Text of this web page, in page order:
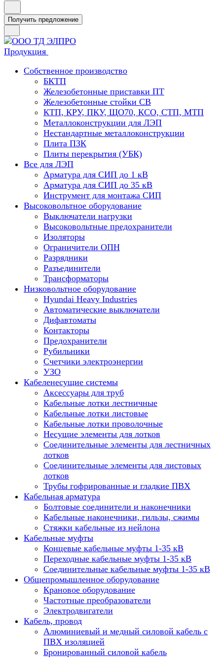
Получить предложение
Продукция
Собственное производство
БКТП
Железобетонные приставки ПТ
Железобетонные стойки СВ
КТП, КРУ, ПКУ, ЩО70, КСО, СТП, МТП
Металлоконструкции для ЛЭП
Нестандартные металлоконструкции
Плита ПЗК
Плиты перекрытия (УБК)
Все для ЛЭП
Арматура для СИП до 1 кВ
Арматура для СИП до 35 кВ
Инструмент для монтажа СИП
Высоковольтное оборудование
Выключатели нагрузки
Высоковольтные предохранители
Изоляторы
Ограничители ОПН
Разрядники
Разъединители
Трансформаторы
Низковольтное оборудование
Hyundai Heavy Industries
Автоматические выключатели
Дифавтоматы
Контакторы
Предохранители
Рубильники
Счетчики электроэнергии
УЗО
Кабеленесущие системы
Аксессуары для труб
Кабельные лотки лестничные
Кабельные лотки листовые
Кабельные лотки проволочные
Несущие элементы для лотков
Соединительные элементы для лестничных
лотков
Соединительные элементы для листовых
лотков
Трубы гофрированные и гладкие ПВХ
Кабельная арматура
Болтовые соединители и наконечники
Кабельные наконечники, гильзы, сжимы
Стяжки кабельные из нейлона
Кабельные муфты
Концевые кабельные муфты 1-35 кВ
Переходные кабельные муфты 1-35 кВ
Соединительные кабельные муфты 1-35 кВ
Общепромышленное оборудование
Крановое оборудование
Частотные преобразователи
Электродвигатели
Кабель, провод
Алюминиевый и медный силовой кабель с
ПВХ изоляцией
Бронированный силовой кабель